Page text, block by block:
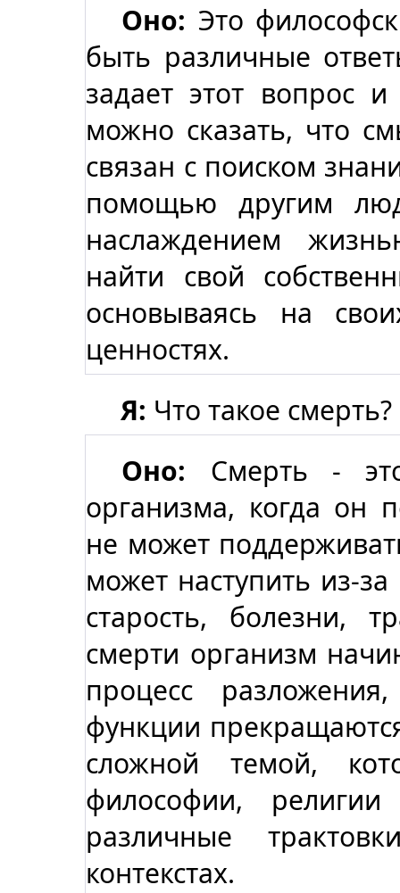
Оно: Это
быть различные
задает этот вопрос
можно сказать, что
связан с поиском
помощью другим
наслаждением
найти свой
основываясь на
ценностях.
Я: Что такое смерть?
Оно: Смерть -
организма, когда он
не может
может наступить из-
старость, болезни,
смерти организм
процесс
функции
сложной темой,
философии,
различные
контекстах.